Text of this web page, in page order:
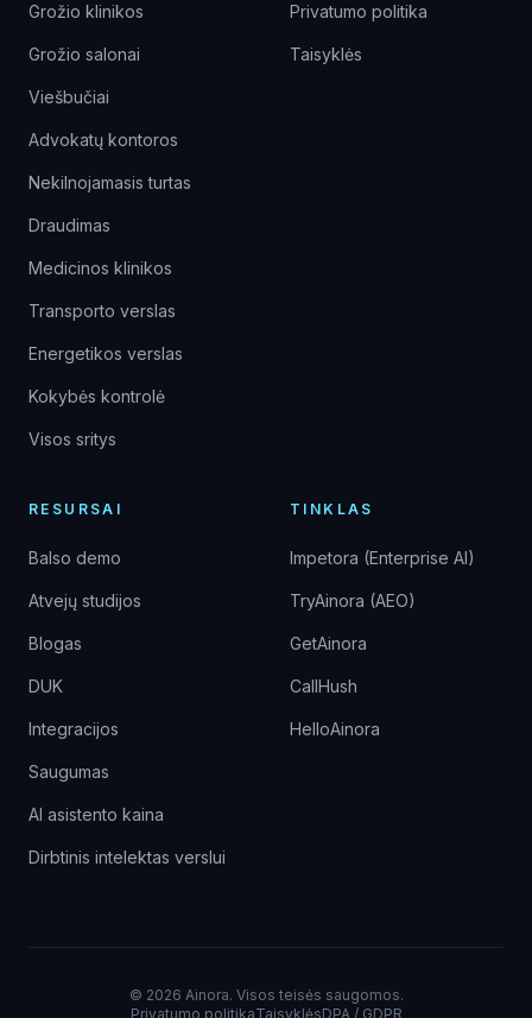
Grožio klinikos
Grožio salonai
Viešbučiai
Advokatų kontoros
Nekilnojamasis turtas
Draudimas
Medicinos klinikos
Transporto verslas
Energetikos verslas
Kokybės kontrolė
Visos sritys
Privatumo politika
Taisyklės
RESURSAI
Balso demo
Atvejų studijos
Blogas
DUK
Integracijos
Saugumas
AI asistento kaina
Dirbtinis intelektas verslui
TINKLAS
Impetora (Enterprise AI)
TryAinora (AEO)
GetAinora
CallHush
HelloAinora
© 2026 Ainora. Visos teisės saugomos.
Privatumo politikaTaisyklėsDPA / GDPR